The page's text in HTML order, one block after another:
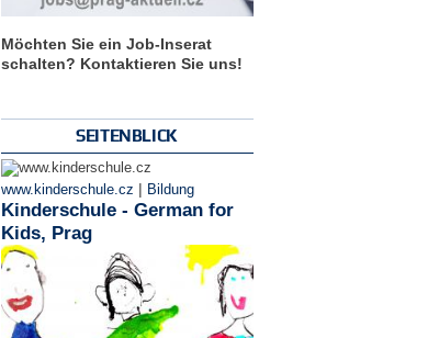
Möchten Sie ein Job-Inserat
schalten? Kontaktieren Sie uns!
SEITENBLICK
www.kinderschule.cz | Bildung
Kinderschule - German for
Kids, Prag